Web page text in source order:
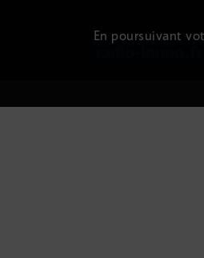
En poursuivant